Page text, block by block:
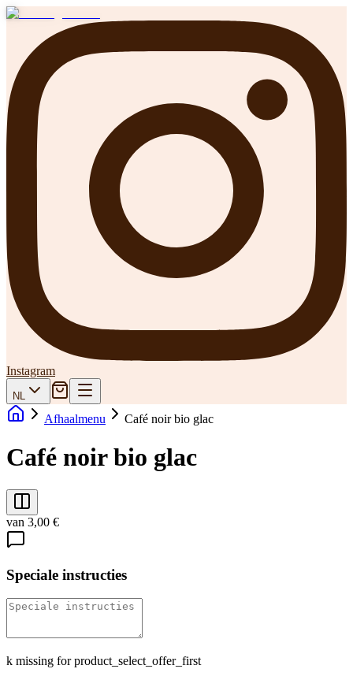
Instagram
NL
Afhaalmenu Café noir bio glac
Café noir bio glac
van 3,00 €
Speciale instructies
k missing for product_select_offer_first